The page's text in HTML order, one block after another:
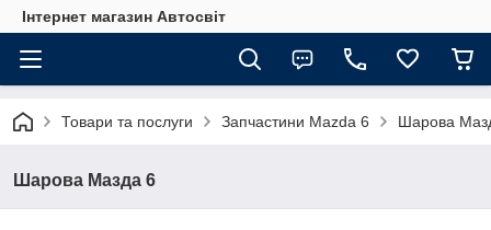
Інтернет магазин Автосвіт
Товари та послуги Запчастини Mazda 6 Шарова
Шарова Мазда 6